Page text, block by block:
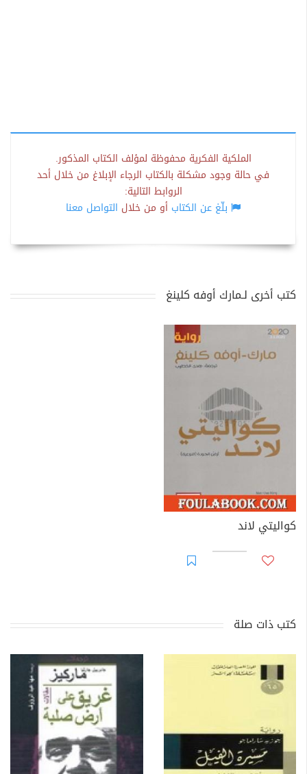
الملكية الفكرية محفوظة لمؤلف الكتاب المذكور.
في حالة وجود مشكلة بالكتاب الرجاء الإبلاغ من خلال أحد
الروابط التالية:
بلّغ عن الكتاب أو من خلال التواصل معنا
كتب أخرى لـمارك أوفه كلينغ
كواليتي لاند
كتب ذات صلة